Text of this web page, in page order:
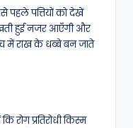
पहले पत्तियों को देखें
हुई नजर आएँगी और
में राख के धब्बे बन जाते
रोग प्रतिरोधी किस्म